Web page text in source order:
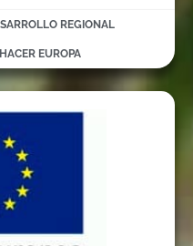
REGIONAL
EUROPA